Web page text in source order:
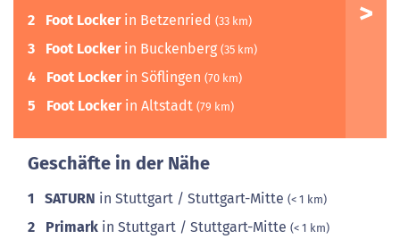
2 Foot Lockerin Betzenried (33 km)
3 Foot Lockerin Buckenberg (35 km)
4 Foot Lockerin Söflingen (70 km)
5 Foot Lockerin Altstadt (79 km)
Geschäfte in der Nähe
1 SATURN in Stuttgart / Stuttgart-Mitte (< 1 km)
2 Primark in Stuttgart / Stuttgart-Mitte (< 1 km)